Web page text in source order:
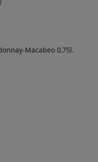
Macabeo 0,75l.